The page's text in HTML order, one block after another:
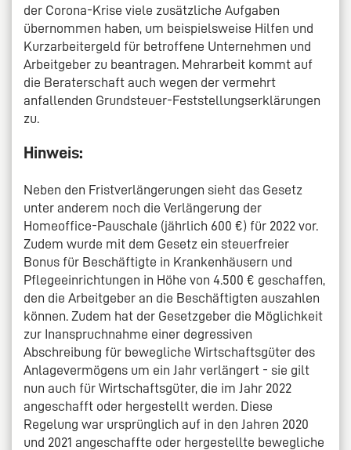
der Corona-Krise viele zusätzliche Aufgaben
übernommen haben, um beispielsweise Hilfen und
Kurzarbeitergeld für betroffene Unternehmen und
Arbeitgeber zu beantragen. Mehrarbeit kommt auf
die Beraterschaft auch wegen der vermehrt
anfallenden Grundsteuer-Feststellungserklärungen
zu.
Hinweis:
Neben den Fristverlängerungen sieht das Gesetz
unter anderem noch die Verlängerung der
Homeoffice-Pauschale (jährlich 600 €) für 2022 vor.
Zudem wurde mit dem Gesetz ein steuerfreier
Bonus für Beschäftigte in Krankenhäusern und
Pflegeeinrichtungen in Höhe von 4.500 € geschaffen,
den die Arbeitgeber an die Beschäftigten auszahlen
können. Zudem hat der Gesetzgeber die Möglichkeit
zur Inanspruchnahme einer degressiven
Abschreibung für bewegliche Wirtschaftsgüter des
Anlagevermögens um ein Jahr verlängert - sie gilt
nun auch für Wirtschaftsgüter, die im Jahr 2022
angeschafft oder hergestellt werden. Diese
Regelung war ursprünglich auf in den Jahren 2020
und 2021 angeschaffte oder hergestellte bewegliche